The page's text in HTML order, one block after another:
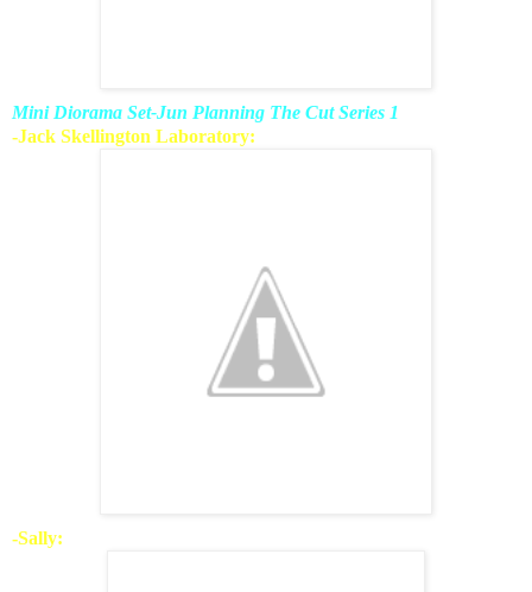
Mini Diorama Set-Jun Planning The Cut Series 1
-Jack Skellington Laboratory:
-Sally: